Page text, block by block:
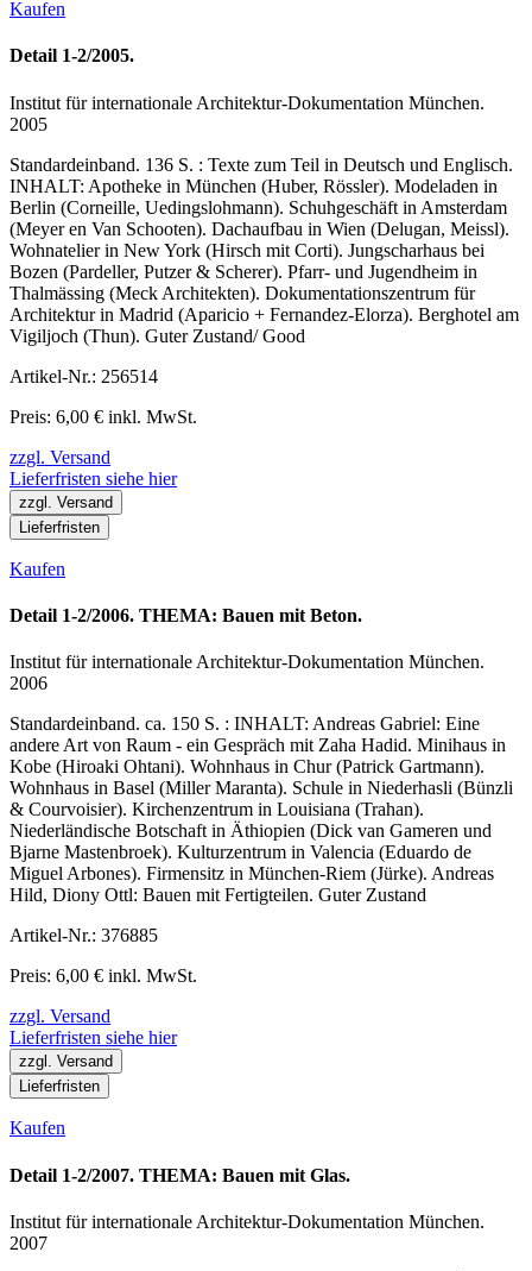
Kaufen
Detail 1-2/2005.
Institut für internationale Architektur-Dokumentation München.
2005
Standardeinband. 136 S. : Texte zum Teil in Deutsch und Englisch.
INHALT: Apotheke in München (Huber, Rössler). Modeladen in
Berlin (Corneille, Uedingslohmann). Schuhgeschäft in Amsterdam
(Meyer en Van Schooten). Dachaufbau in Wien (Delugan, Meissl).
Wohnatelier in New York (Hirsch mit Corti). Jungscharhaus bei
Bozen (Pardeller, Putzer & Scherer). Pfarr- und Jugendheim in
Thalmässing (Meck Architekten). Dokumentationszentrum für
Architektur in Madrid (Aparicio + Fernandez-Elorza). Berghotel am
Vigiljoch (Thun). Guter Zustand/ Good
Artikel-Nr.: 256514
Preis: 6,00 € inkl. MwSt.
zzgl. Versand
Lieferfristen siehe hier
zzgl. Versand
Lieferfristen
Kaufen
Detail 1-2/2006. THEMA: Bauen mit Beton.
Institut für internationale Architektur-Dokumentation München.
2006
Standardeinband. ca. 150 S. : INHALT: Andreas Gabriel: Eine
andere Art von Raum - ein Gespräch mit Zaha Hadid. Minihaus in
Kobe (Hiroaki Ohtani). Wohnhaus in Chur (Patrick Gartmann).
Wohnhaus in Basel (Miller Maranta). Schule in Niederhasli (Bünzli
& Courvoisier). Kirchenzentrum in Louisiana (Trahan).
Niederländische Botschaft in Äthiopien (Dick van Gameren und
Bjarne Mastenbroek). Kulturzentrum in Valencia (Eduardo de
Miguel Arbones). Firmensitz in München-Riem (Jürke). Andreas
Hild, Diony Ottl: Bauen mit Fertigteilen. Guter Zustand
Artikel-Nr.: 376885
Preis: 6,00 € inkl. MwSt.
zzgl. Versand
Lieferfristen siehe hier
zzgl. Versand
Lieferfristen
Kaufen
Detail 1-2/2007. THEMA: Bauen mit Glas.
Institut für internationale Architektur-Dokumentation München.
2007